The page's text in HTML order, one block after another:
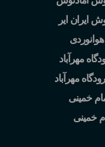
ایران ایر
مهرآباد
مهرآباد
خمینی
خمینی